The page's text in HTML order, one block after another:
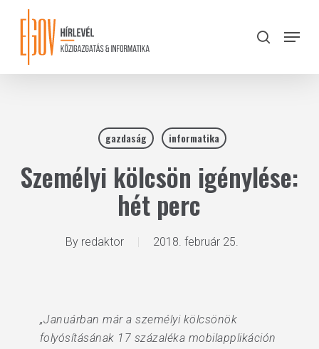
content
search
Menu
gazdaság informatika
Személyi kölcsön igénylése:
hét perc
By redaktor 2018. február 25.
„Januárban már a személyi kölcsönök
folyósításának 17 százaléka mobilapplikáción
Close